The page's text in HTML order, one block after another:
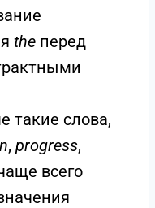
the перед
такие слова,
, progress,
всего